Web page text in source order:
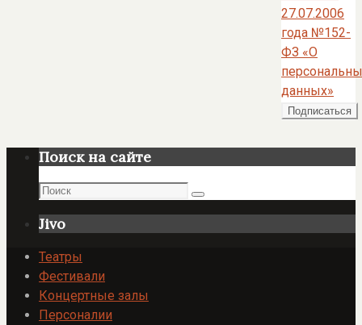
27.07.2006
года №152-
ФЗ «О
данных»
Поиск на сайте
Поиск
Поиск
Jivo
Театры
Фестивали
Концертные залы
Персоналии